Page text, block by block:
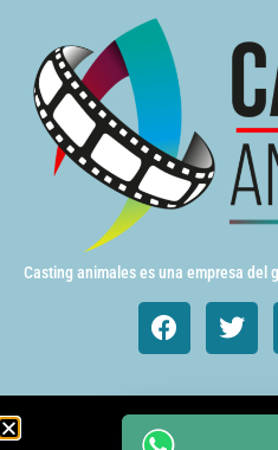
Casting animales es una empresa del
Animales